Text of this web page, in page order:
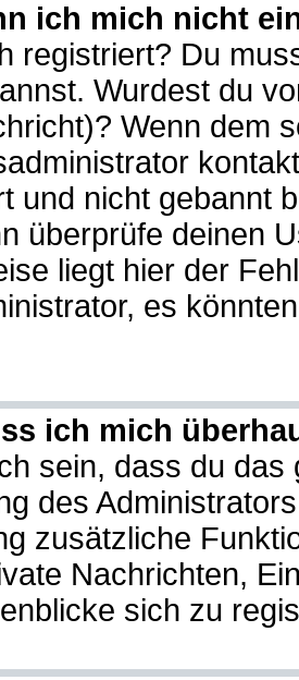
ich mich nicht
registriert? Du
Wurdest du
Wenn dem
und nicht gebannt
überprüfe deinen
liegt hier der
es
ich mich
sein, dass du
des
zusätzliche
Nachrichten,
sich zu